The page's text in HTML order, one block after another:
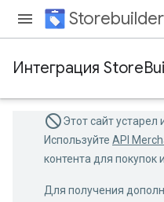
Интеграция
Этот сайт
Используйте API
контента для покупок
Для получения